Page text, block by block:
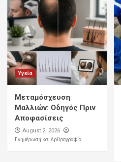
Υγεία
Μεταμόσχευση
Μαλλιών: Οδηγός Πριν
Αποφασίσεις
August 2, 2026
Ενημέρωση και Αρθρογραφία